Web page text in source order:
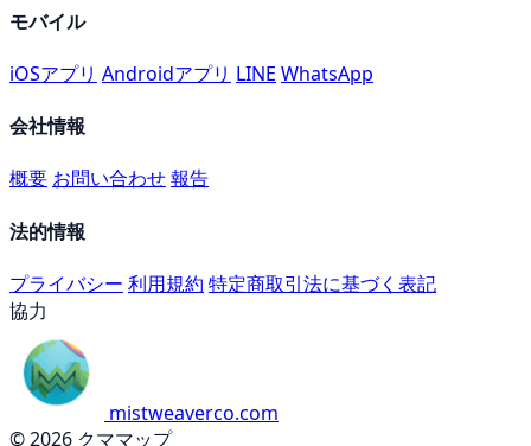
モバイル
iOSアプリ Androidアプリ LINE WhatsApp
会社情報
概要 お問い合わせ報告
法的情報
プライバシー 利用規約 特定商取引法に基づく表記
協力
mistweaverco.com
© 2026 クママップ